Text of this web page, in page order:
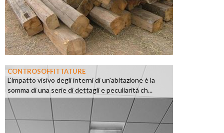
CONTROSOFFITTATURE
L'impatto visivo degli interni di un'abitazione è la
somma di una serie di dettagli e peculiarità ch...